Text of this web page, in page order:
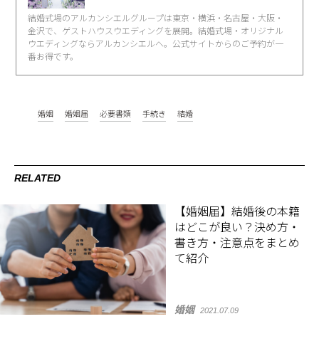
結婚式場のアルカンシエルグループは東京・横浜・名古屋・大阪・
金沢で、ゲストハウスウエディングを展開。結婚式場・オリジナル
ウエディングならアルカンシエルへ。公式サイトからのご予約が一
番お得です。
婚姻 婚姻届 必要書類 手続き 結婚
RELATED
【婚姻届】結婚後の本籍
はどこが良い？決め方・
書き方・注意点をまとめ
て紹介
婚姻 2021.07.09